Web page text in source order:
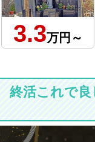
3.3万円～
終活これで